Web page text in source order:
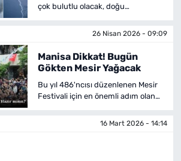
çok bulutlu olacak, doğu
sağanak ve gök gürültülü sağanak
26 Nisan 2026 - 09:09
Manisa Dikkat! Bugün
Gökten Mesir Yağacak
Bu yıl 486'ncısı düzenlenen Mesir
Festivali için en önemli adım olan
Şemsiyelerinizi ters çevirin gökten
16 Mart 2026 - 14:14